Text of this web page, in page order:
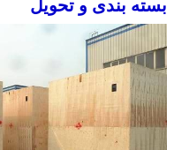
بسته بندی و تحویل